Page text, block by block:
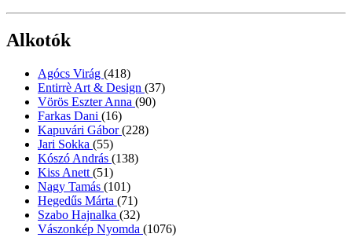
Alkotók
Agócs Virág (418)
Entirrè Art & Design (37)
Vörös Eszter Anna (90)
Farkas Dani (16)
Kapuvári Gábor(228)
Jari Sokka (55)
Kószó András (138)
Kiss Anett (51)
Nagy Tamás (101)
Hegedűs Márta (71)
Szabo Hajnalka (32)
Vászonkép Nyomda (1076)